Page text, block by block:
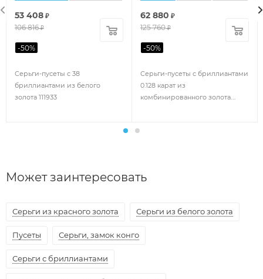
Серьги-пусеты с 38
бриллиантами из белого
золота 111933
53 408 ₽
106 816₽
-50%
Серьги-пусеты с бриллиантами
0.128 карат из
комбинированного золота
62 880 ₽
125 760₽
-50%
Может заинтересовать
Серьги из красного золота Серьги из белого золота
Пусеты Серьги, замок конго
Серьги с бриллиантами